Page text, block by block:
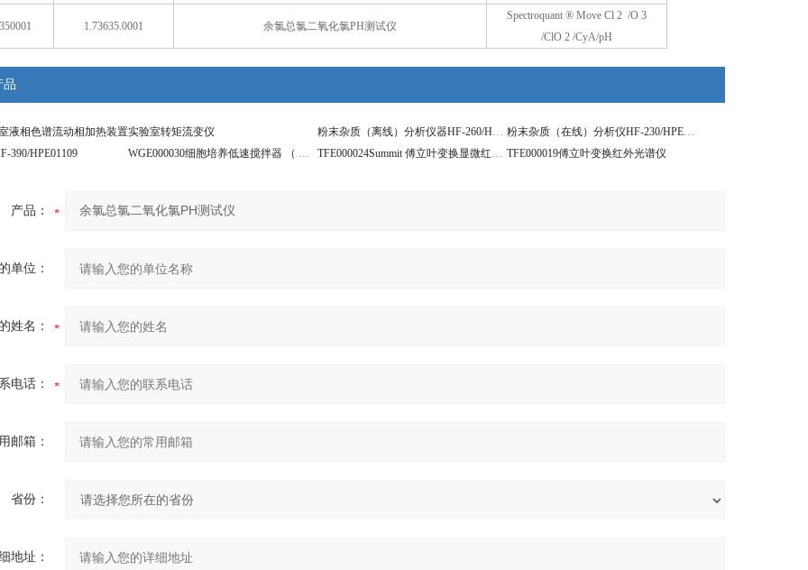
1.73635.0001 余氯总氯二氧化氯PH测试仪
Spectroquant ® Move Cl 2 /O 3
/ClO 2 /CyA/pH
品
液相色谱流动相加热装置实验室转矩流变仪 粉末杂质（离线）分析仪器HF-260/HPE01108
粉末杂质（在线）分析仪HF-230/HPE01107
390/HPE01109
WGE000030细胞培养低速搅拌器 （ 一体式 ） TFE000024Summit 傅立叶变换显微红外光谱仪 TFE000019傅立叶变换红外光谱仪
产品：
单位：
姓名：
电话：
邮箱：
省份：
地址：